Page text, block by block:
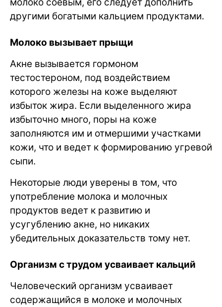
другими богатыми кальцием продуктами.
Молоко вызывает прыщи
Акне вызывается гормоном
тестостероном, под воздействием
которого железы на коже выделяют
избыток жира. Если выделенного жира
избыточно много, поры на коже
заполняются им и отмершими участками
кожи, что и ведет к формированию угревой
сыпи.
Некоторые люди уверены в том, что
употребление молока и молочных
продуктов ведет к развитию и
усугублению акне, но никаких
убедительных доказательств тому нет.
Организм с трудом усваивает кальций
Человеческий организм усваивает
содержащийся в молоке и молочных